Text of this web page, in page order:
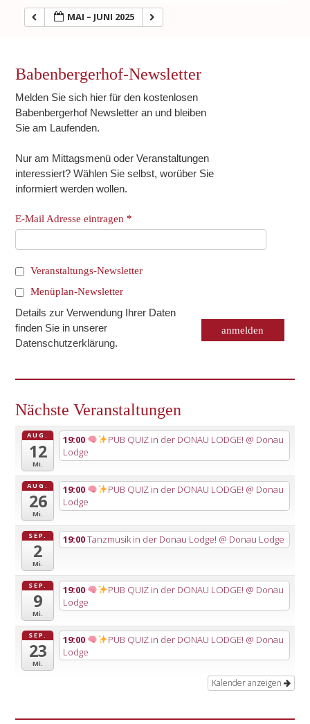
MAI – JUNI 2025
Babenbergerhof-Newsletter
Melden Sie sich hier für den kostenlosen
Babenbergerhof Newsletter an und bleiben
Sie am Laufenden.
Nur am Mittagsmenü oder Veranstaltungen
interessiert? Wählen Sie selbst, worüber Sie
informiert werden wollen.
E-Mail Adresse eintragen*
Veranstaltungs-Newsletter
Menüplan-Newsletter
Details zur Verwendung Ihrer Daten
finden Sie in unserer
Datenschutzerklärung.
Nächste Veranstaltungen
AUG.
12
Mi.
19:00 PUB QUIZ in der DONAU LODGE! @ Donau
Lodge
AUG.
26
Mi.
19:00 PUB QUIZ in der DONAU LODGE! @ Donau
Lodge
SEP.
2
Mi.
19:00Tanzmusik in der Donau Lodge! @ Donau Lodge
SEP.
9
Mi.
19:00 PUB QUIZ in der DONAU LODGE! @ Donau
Lodge
SEP.
23
Mi.
19:00 PUB QUIZ in der DONAU LODGE! @ Donau
Lodge
Kalender anzeigen